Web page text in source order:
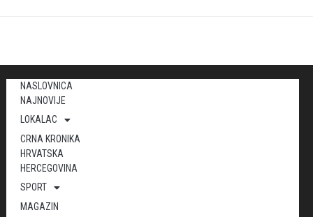
NASLOVNICA
NAJNOVIJE
LOKALAC
CRNA KRONIKA
HRVATSKA
HERCEGOVINA
SPORT
MAGAZIN